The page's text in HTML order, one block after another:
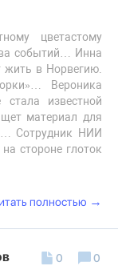
цветастому
событий… Инна
жить в Норвегию.
Вероника
известной
материал для
Сотрудник НИИ
стороне глоток
полностью →
0 0